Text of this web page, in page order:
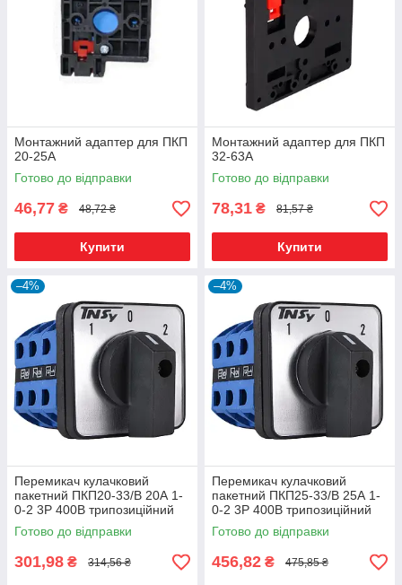
Монтажний адаптер для ПКП
20-25А
Готово до відправки
46,77 ₴ 48,72 ₴
Купити
Монтажний адаптер для ПКП
32-63А
Готово до відправки
78,31 ₴ 81,57 ₴
Купити
–4%
Перемикач кулачковий
пакетний ПКП20-33/В 20А 1-
0-2 3Р 400B трипозиційний
Готово до відправки
301,98 ₴ 314,56 ₴
–4%
Перемикач кулачковий
пакетний ПКП25-33/В 25А 1-
0-2 3Р 400B трипозиційний
Готово до відправки
456,82 ₴ 475,85 ₴